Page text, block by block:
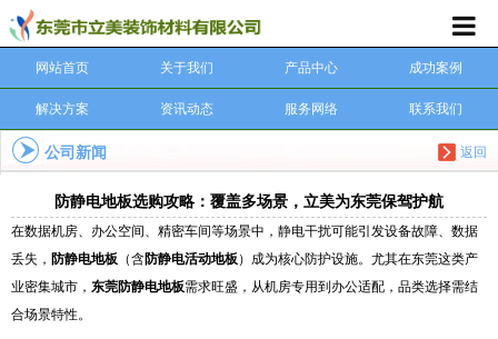
网站首页 关于我们 产品中心 成功案例
解决方案 资讯动态 服务网络 联系我们
返回
公司新闻
防静电地板选购攻略：覆盖多场景，立美为东莞保驾护航
在数据机房、办公空间、精密车间等场景中，静电干扰可能引发设备故障、数据
丢失， 防静电地板 （含防静电活动地板）成为核心防护设施。尤其在东莞这类产
业密集城市， 东莞防静电地板需求旺盛，从机房专用到办公适配，品类选择需结
合场景特性。